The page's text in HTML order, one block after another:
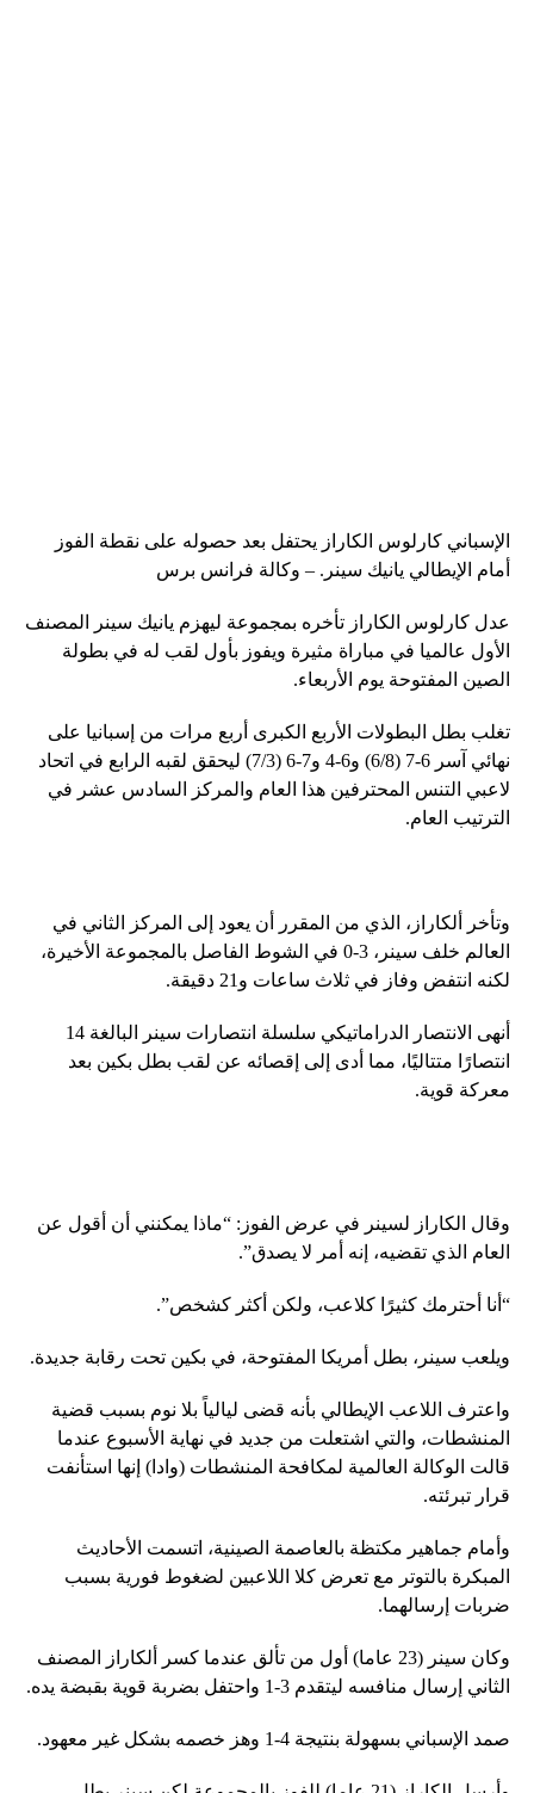
الإسباني كارلوس الكاراز يحتفل بعد حصوله على نقطة الفوز
أمام الإيطالي يانيك سينر. – وكالة فرانس برس
عدل كارلوس الكاراز تأخره بمجموعة ليهزم يانيك سينر المصنف
الأول عالميا في مباراة مثيرة ويفوز بأول لقب له في بطولة
الصين المفتوحة يوم الأربعاء.
تغلب بطل البطولات الأربع الكبرى أربع مرات من إسبانيا على
نهائي آسر 6-7 (6/8) و6-4 و7-6 (7/3) ليحقق لقبه الرابع في اتحاد
لاعبي التنس المحترفين هذا العام والمركز السادس عشر في
الترتيب العام.
وتأخر ألكاراز، الذي من المقرر أن يعود إلى المركز الثاني في
العالم خلف سينر، 3-0 في الشوط الفاصل بالمجموعة الأخيرة،
لكنه انتفض وفاز في ثلاث ساعات و21 دقيقة.
أنهى الانتصار الدراماتيكي سلسلة انتصارات سينر البالغة 14
انتصارًا متتاليًا، مما أدى إلى إقصائه عن لقب بطل بكين بعد
معركة قوية.
وقال الكاراز لسينر في عرض الفوز: “ماذا يمكنني أن أقول عن
العام الذي تقضيه، إنه أمر لا يصدق”.
“أنا أحترمك كثيرًا كلاعب، ولكن أكثر كشخص”.
ويلعب سينر، بطل أمريكا المفتوحة، في بكين تحت رقابة جديدة.
واعترف اللاعب الإيطالي بأنه قضى ليالياً بلا نوم بسبب قضية
المنشطات، والتي اشتعلت من جديد في نهاية الأسبوع عندما
قالت الوكالة العالمية لمكافحة المنشطات (وادا) إنها استأنفت
قرار تبرئته.
وأمام جماهير مكتظة بالعاصمة الصينية، اتسمت الأحاديث
المبكرة بالتوتر مع تعرض كلا اللاعبين لضغوط فورية بسبب
ضربات إرسالهما.
وكان سينر (23 عاما) أول من تألق عندما كسر ألكاراز المصنف
الثاني إرسال منافسه ليتقدم 3-1 واحتفل بضربة قوية بقبضة يده.
صمد الإسباني بسهولة بنتيجة 4-1 وهز خصمه بشكل غير معهود.